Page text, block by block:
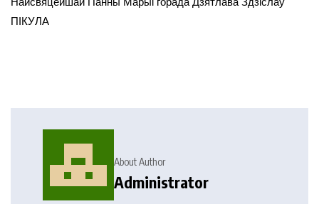
ПІКУЛА
About Author
Administrator